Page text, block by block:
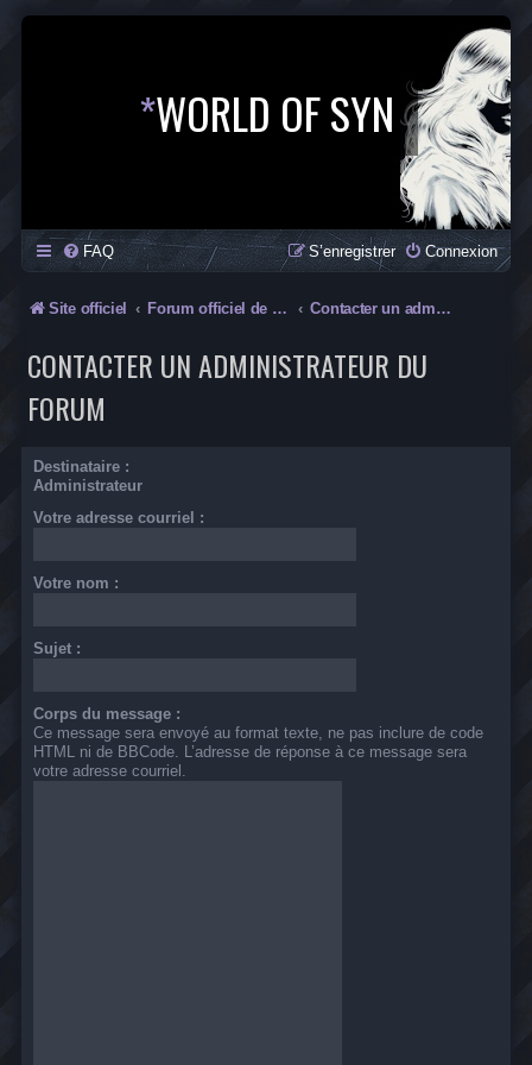
*WORLD OF SYN
FAQ Connexion
S’enregistrer
Site officiel Forum officiel de la Saga SYN Contacter un administrateur du forum
CONTACTER UN ADMINISTRATEUR DU
FORUM
Destinataire :
Administrateur
Votre adresse courriel :
Votre nom :
Sujet :
Corps du message :
Ce message sera envoyé au format texte, ne pas inclure de code
HTML ni de BBCode. L’adresse de réponse à ce message sera
votre adresse courriel.